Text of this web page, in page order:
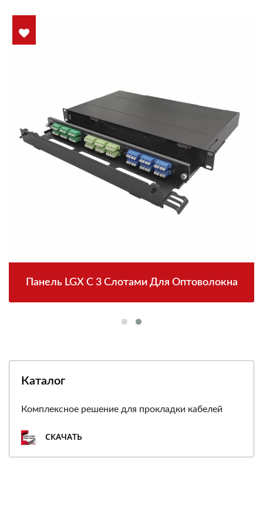
Панель LGX С 3 Слотами Для Оптоволокна
Каталог
Комплексное решение для прокладки кабелей
СКАЧАТЬ